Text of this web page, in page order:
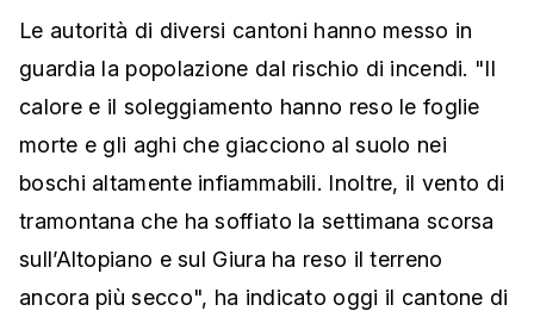
Le autorità di diversi cantoni hanno messo in
guardia la popolazione dal rischio di incendi. "Il
calore e il soleggiamento hanno reso le foglie
morte e gli aghi che giacciono al suolo nei
boschi altamente infiammabili. Inoltre, il vento di
tramontana che ha soffiato la settimana scorsa
sull’Altopiano e sul Giura ha reso il terreno
ancora più secco", ha indicato oggi il cantone di